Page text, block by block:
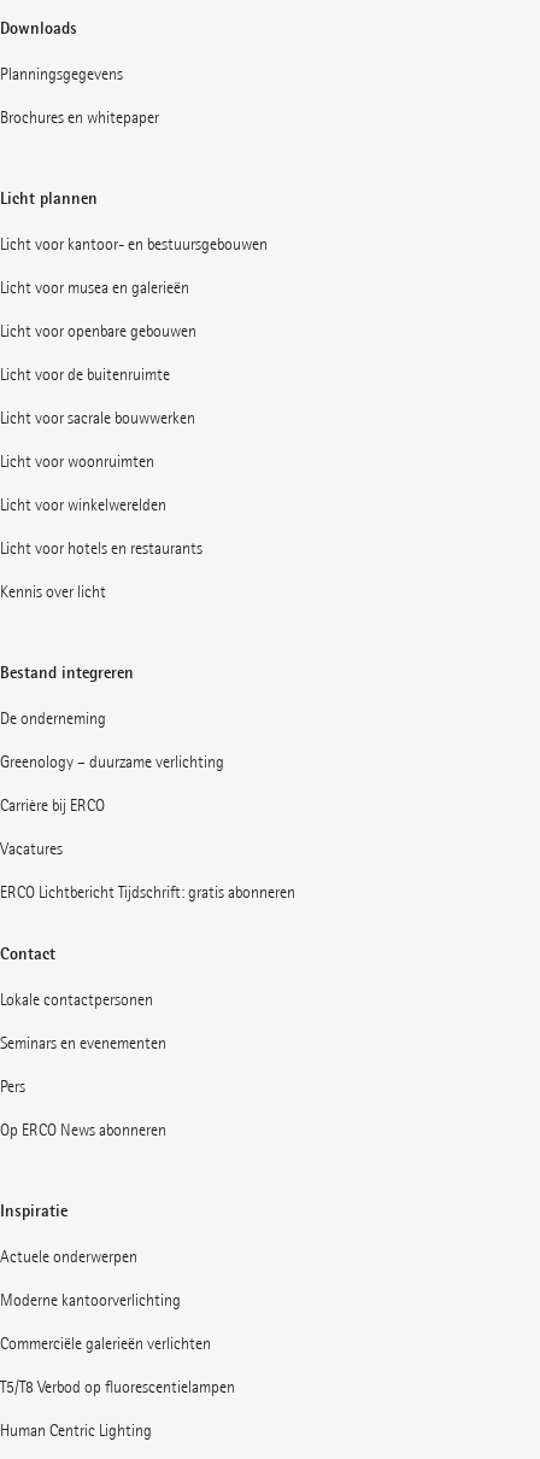
Downloads
Planningsgegevens
Brochures en whitepaper
Licht plannen
Licht voor kantoor- en bestuursgebouwen
Licht voor musea en galerieën
Licht voor openbare gebouwen
Licht voor de buitenruimte
Licht voor sacrale bouwwerken
Licht voor woonruimten
Licht voor winkelwerelden
Licht voor hotels en restaurants
Kennis over licht
Bestand integreren
De onderneming
Greenology – duurzame verlichting
Carrière bij ERCO
Vacatures
ERCO Lichtbericht Tijdschrift: gratis abonneren
Contact
Lokale contactpersonen
Seminars en evenementen
Pers
Op ERCO News abonneren
Inspiratie
Actuele onderwerpen
Moderne kantoorverlichting
Commerciële galerieën verlichten
T5/T8 Verbod op fluorescentielampen
Human Centric Lighting